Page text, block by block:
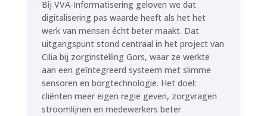
Bij VVA-Informatisering geloven we dat
digitalisering pas waarde heeft als het het
werk van mensen écht beter maakt. Dat
uitgangspunt stond centraal in het project van
Cilia bij zorginstelling Gors, waar ze werkte
aan een geïntegreerd systeem met slimme
sensoren en borgtechnologie. Het doel:
cliënten meer eigen regie geven, zorgvragen
stroomlijnen en medewerkers beter